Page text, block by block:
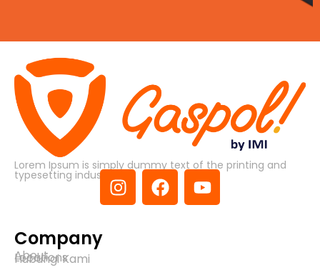
Lorem Ipsum is simply dummy text of the printing and
typesetting industry.
Company
About
Locations
Hubungi Kami